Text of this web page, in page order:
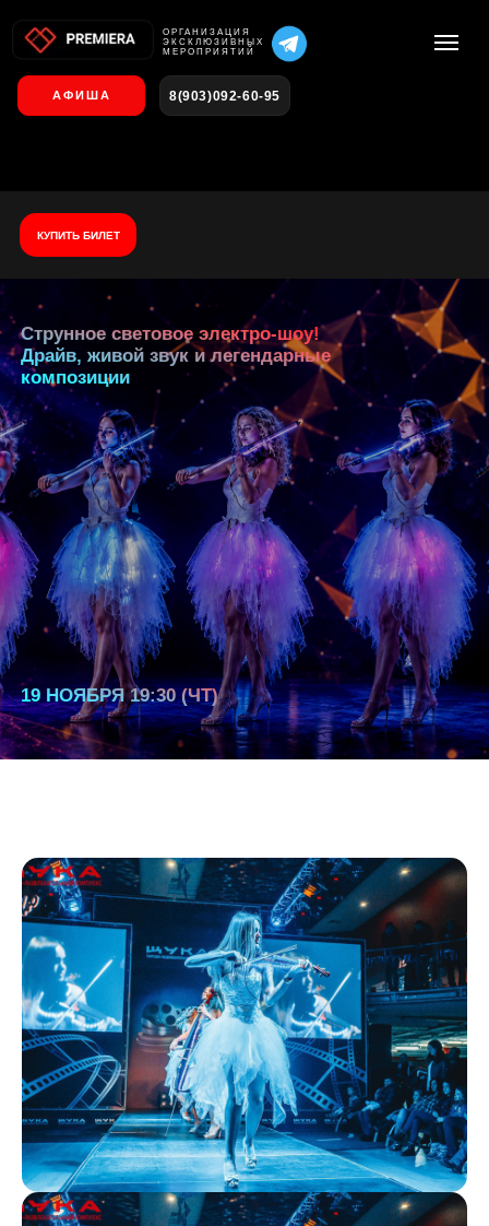
О РГАНИЗАЦИЯ
ЭКСКЛЮЗИВНЫХ
МЕРОПРИЯТИЙ
АФИША 8(903)092-60-95
КУПИТЬ БИЛЕТ
Струнное световое электро-шоу!
Драйв, живой звук и легендарные
композиции
19 НОЯБРЯ 19:30 (ЧТ)